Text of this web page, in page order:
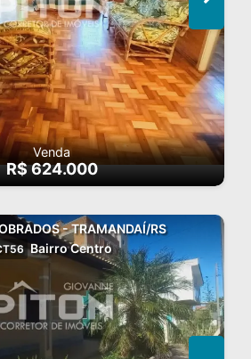
Venda
R$ 624.000
- TRAMANDAÍ/RS
Bairro Centro